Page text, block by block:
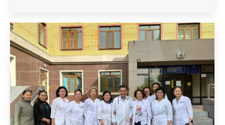
Халықаралық балаларды қорғау күнін
мерекелеу қарсаңында кішкентай
емделушілерімізді қуанту мақсатында
ауруханада осы мерекеге арналған іс-
шаралар өткізілді. 2023 жылдың 31…